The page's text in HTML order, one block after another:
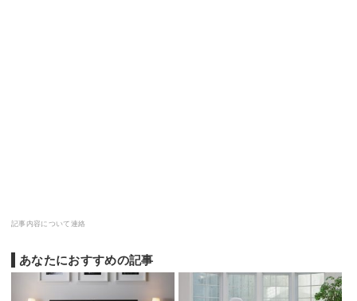
記事内容について連絡
あなたにおすすめの記事